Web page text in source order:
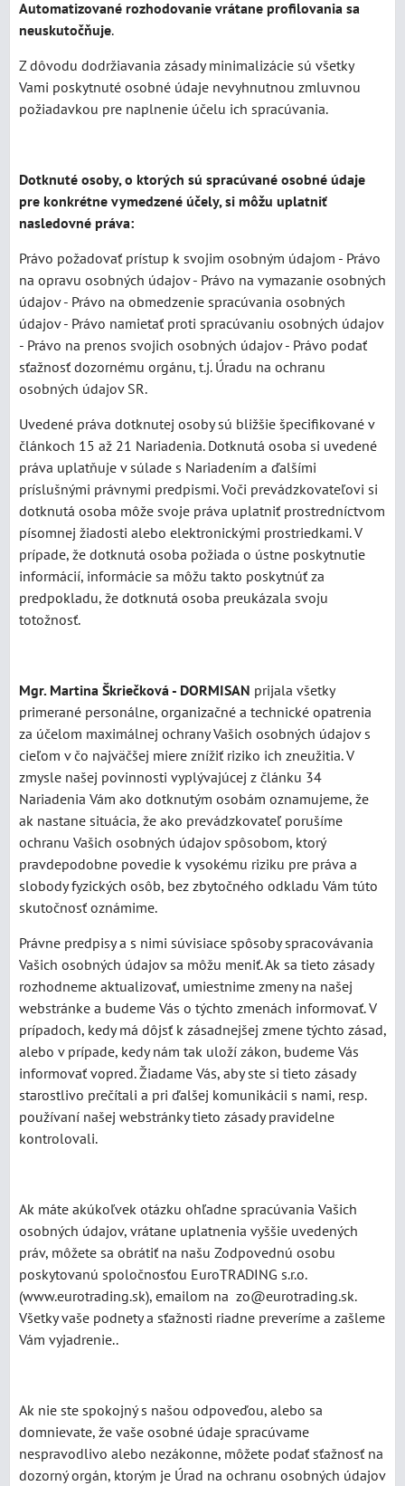
Automatizované rozhodovanie vrátane profilovania sa
neuskutočňuje.
Z dôvodu dodržiavania zásady minimalizácie sú všetky
Vami poskytnuté osobné údaje nevyhnutnou zmluvnou
požiadavkou pre naplnenie účelu ich spracúvania.
Dotknuté osoby, o ktorých sú spracúvané osobné údaje
pre konkrétne vymedzené účely, si môžu uplatniť
nasledovné práva:
Právo požadovať prístup k svojim osobným údajom - Právo
na opravu osobných údajov - Právo na vymazanie osobných
údajov - Právo na obmedzenie spracúvania osobných
údajov - Právo namietať proti spracúvaniu osobných údajov
- Právo na prenos svojich osobných údajov - Právo podať
sťažnosť dozornému orgánu, t.j. Úradu na ochranu
osobných údajov SR.
Uvedené práva dotknutej osoby sú bližšie špecifikované v
článkoch 15 až 21 Nariadenia. Dotknutá osoba si uvedené
práva uplatňuje v súlade s Nariadením a ďalšími
príslušnými právnymi predpismi. Voči prevádzkovateľovi si
dotknutá osoba môže svoje práva uplatniť prostredníctvom
písomnej žiadosti alebo elektronickými prostriedkami. V
prípade, že dotknutá osoba požiada o ústne poskytnutie
informácií, informácie sa môžu takto poskytnúť za
predpokladu, že dotknutá osoba preukázala svoju
totožnosť.
Mgr. Martina Škriečková - DORMISAN prijala všetky
primerané personálne, organizačné a technické opatrenia
za účelom maximálnej ochrany Vašich osobných údajov s
cieľom v čo najväčšej miere znížiť riziko ich zneužitia. V
zmysle našej povinnosti vyplývajúcej z článku 34
Nariadenia Vám ako dotknutým osobám oznamujeme, že
ak nastane situácia, že ako prevádzkovateľ porušíme
ochranu Vašich osobných údajov spôsobom, ktorý
pravdepodobne povedie k vysokému riziku pre práva a
slobody fyzických osôb, bez zbytočného odkladu Vám túto
skutočnosť oznámime.
Právne predpisy a s nimi súvisiace spôsoby spracovávania
Vašich osobných údajov sa môžu meniť. Ak sa tieto zásady
rozhodneme aktualizovať, umiestnime zmeny na našej
webstránke a budeme Vás o týchto zmenách informovať. V
prípadoch, kedy má dôjsť k zásadnejšej zmene týchto zásad,
alebo v prípade, kedy nám tak uloží zákon, budeme Vás
informovať vopred. Žiadame Vás, aby ste si tieto zásady
starostlivo prečítali a pri ďalšej komunikácii s nami, resp.
používaní našej webstránky tieto zásady pravidelne
kontrolovali.
Ak máte akúkoľvek otázku ohľadne spracúvania Vašich
osobných údajov, vrátane uplatnenia vyššie uvedených
práv, môžete sa obrátiť na našu Zodpovednú osobu
poskytovanú spoločnosťou EuroTRADING s.r.o.
(www.eurotrading.sk), emailom na zo@eurotrading.sk.
Všetky vaše podnety a sťažnosti riadne preveríme a zašleme
Vám vyjadrenie..
Ak nie ste spokojný s našou odpoveďou, alebo sa
domnievate, že vaše osobné údaje spracúvame
nespravodlivo alebo nezákonne, môžete podať sťažnosť na
dozorný orgán, ktorým je Úrad na ochranu osobných údajov